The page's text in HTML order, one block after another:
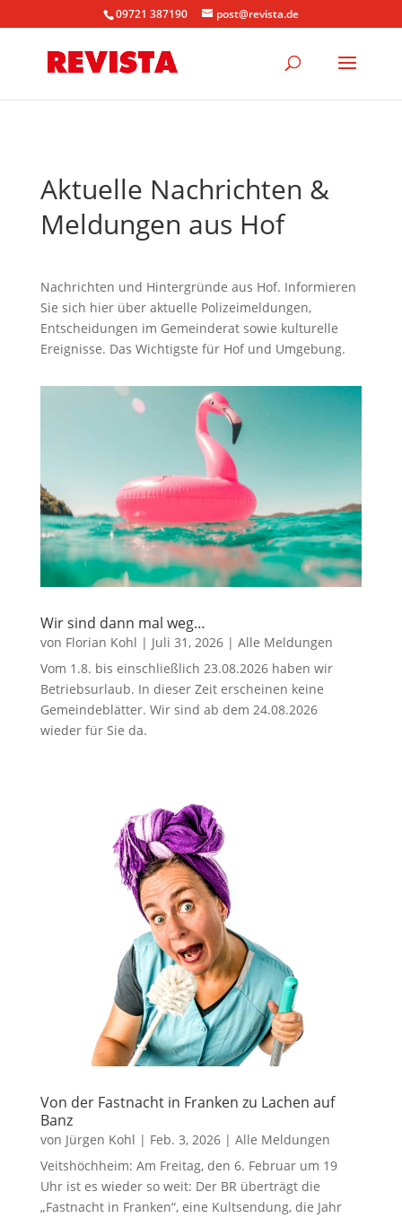
09721 387190 post@revista.de
Aktuelle Nachrichten &
Meldungen aus Hof
Nachrichten und Hintergründe aus Hof. Informieren
Sie sich hier über aktuelle Polizeimeldungen,
Entscheidungen im Gemeinderat sowie kulturelle
Ereignisse. Das Wichtigste für Hof und Umgebung.
Wir sind dann mal weg…
von Florian Kohl | Juli 31, 2026| Alle Meldungen
Vom 1.8. bis einschließlich 23.08.2026 haben wir
Betriebsurlaub. In dieser Zeit erscheinen keine
Gemeindeblätter. Wir sind ab dem 24.08.2026
wieder für Sie da.
Von der Fastnacht in Franken zu Lachen auf
Banz
von Jürgen Kohl | Feb. 3, 2026| Alle Meldungen
Veitshöchheim: Am Freitag, den 6. Februar um 19
Uhr ist es wieder so weit: Der BR überträgt die
„Fastnacht in Franken“, eine Kultsendung, die Jahr